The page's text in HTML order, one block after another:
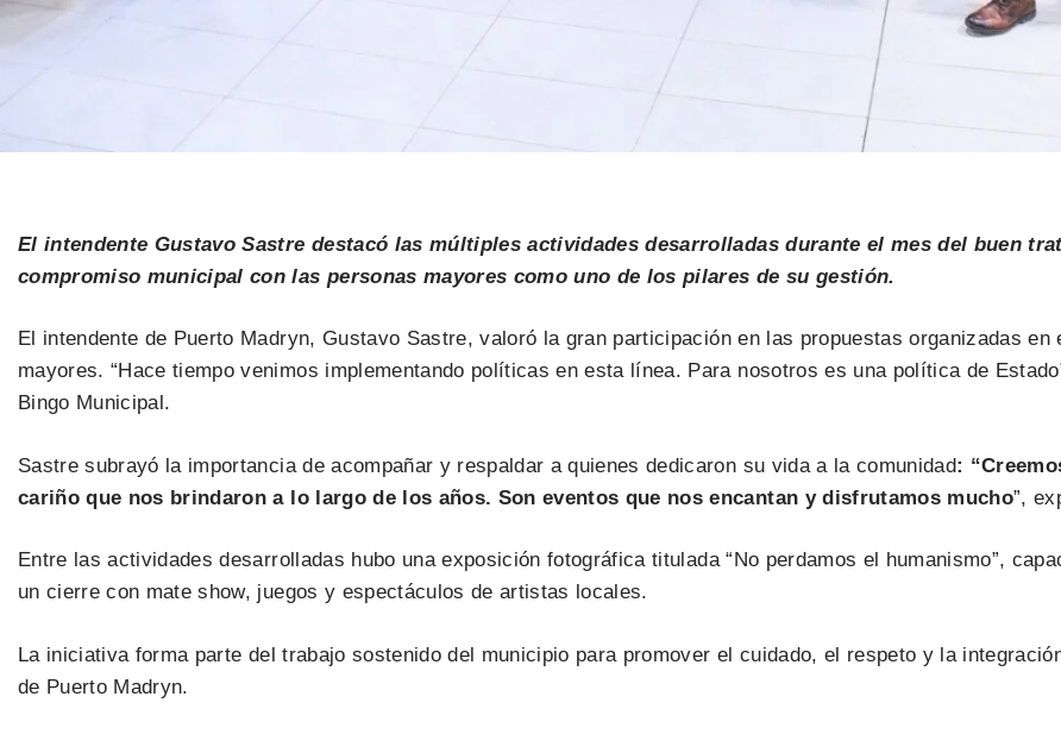
El intendente Gustavo Sastre destacó las múltiples actividades desarrolladas durante el mes del buen
compromiso municipal con las personas mayores como uno de los pilares de su gestión.
El intendente de Puerto Madryn, Gustavo Sastre, valoró la gran participación en las propuestas organizadas
mayores. “Hace tiempo venimos implementando políticas en esta línea. Para nosotros es una política de
Bingo Municipal.
Sastre subrayó la importancia de acompañar y respaldar a quienes dedicaron su vida a la comunidad:
cariño que nos brindaron a lo largo de los años. Son eventos que nos encantan y disfrutamos mucho”,
Entre las actividades desarrolladas hubo una exposición fotográfica titulada “No perdamos el humanismo”,
un cierre con mate show, juegos y espectáculos de artistas locales.
La iniciativa forma parte del trabajo sostenido del municipio para promover el cuidado, el respeto y la
de Puerto Madryn.